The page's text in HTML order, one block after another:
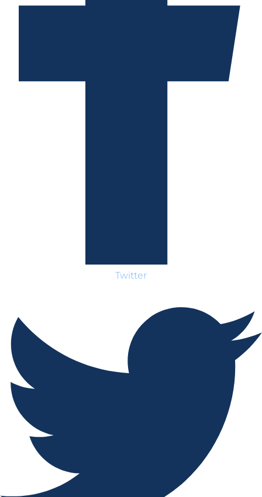
Twitter